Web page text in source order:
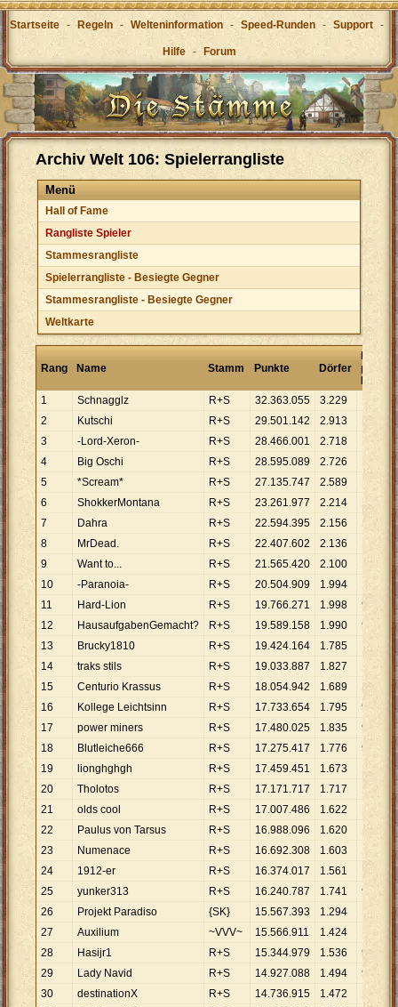
Startseite - Regeln - Welteninformation - Speed-Runden - Support -
Hilfe - Forum
Archiv Welt 106: Spielerrangliste
Menü
Hall of Fame
Rangliste Spieler
Stammesrangliste
Spielerrangliste - Besiegte Gegner
Stammesrangliste - Besiegte Gegner
Weltkarte
Rang Name Stamm Punkte Dörfer
Punkte
pro
Dorf
1
Schnagglz R+S 32.363.055 3.229
023
2
Kutschi R+S 29.501.142 2.913 10
3
-Lord-Xeron- R+S 28.466.001 2.718
473
4
Big Oschi R+S 28.595.089 2.726 10
490
5
*Scream* R+S 27.135.747 2.589
481
6
ShokkerMontana R+S 23.261.977 2.214 10
507
7
Dahra R+S 22.594.395 2.156 10
480
8
MrDead. R+S 22.407.602 2.136
9
Want to... R+S 21.565.420 2.100 10 .269
10
-Paranoia- R+S 20.504.909 1.994 . 283
11
Hard-Lion R+S 19.766.271 1.998 9
12
HausaufgabenGemacht? R+S 19.589.158 1.990 9
844
13
Brucky1810 R+S 19.424.164 1.785 10
882
14
traks stils R+S 19.033.887 1.827
15
Centurio Krassus R+S 18.054.942 1.689 10
690
16
Kollege Leichtsinn R+S 17.733.654 1.795 9
879
17
power miners R+S 17.480.025 1.835 9 .
18
Blutleiche666 R+S 17.275.417 1.776 9
19
lionghghgh R+S 17.459.451 1.673 10
20
Tholotos R+S 17.171.717 1.717 10
001
21
olds cool R+S 17.007.486 1.622
486
22
Paulus von Tarsus R+S 16.988.096 1.620 10 .486
23
Numenace R+S 16.692.308 1.603 . 413
24
1912-er R+S 16.374.017 1.561
489
25
yunker313 R+S 16.240.787 1.741 9
328
26
Projekt Paradiso {SK} 15.567.393 1.294 12
030
27
Auxilium ~VVV~ 15.566.911 1.424
28
Hasijr1 R+S 15.344.979 1.536 9.
29
Lady Navid R+S 14.927.088 1.494 9
30
destinationX R+S 14.736.915 1.472 10